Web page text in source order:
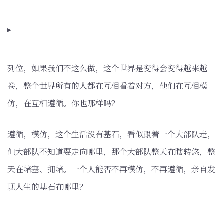
▸
列位，如果我们不这么做，这个世界是变得会变得越来越
卷，整个世界所有的人都在互相看着对方，他们在互相模
仿，在互相遵循。你也那样吗？
遵循，模仿，这个生活没有基石，看似跟着一个大部队走，
但大部队不知道要走向哪里，那个大部队整天在瞎转悠，整
天在堵塞、拥堵。一个人能否不再模仿，不再遵循，亲自发
现人生的基石在哪里？